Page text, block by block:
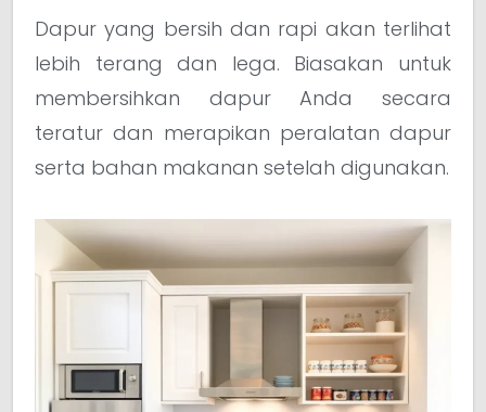
Dapur yang bersih dan rapi akan terlihat
lebih terang dan lega. Biasakan untuk
membersihkan dapur Anda secara
teratur dan merapikan peralatan dapur
serta bahan makanan setelah digunakan.